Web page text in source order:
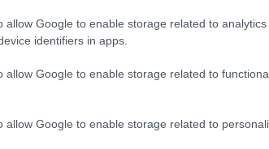
allow Google to enable storage related to
identifiers in apps.
allow Google to enable storage related to
allow Google to enable storage related to
Virkkunen szerint az uniós
támadásai ellenére,
amelyek az
kormánya kereskedelmi